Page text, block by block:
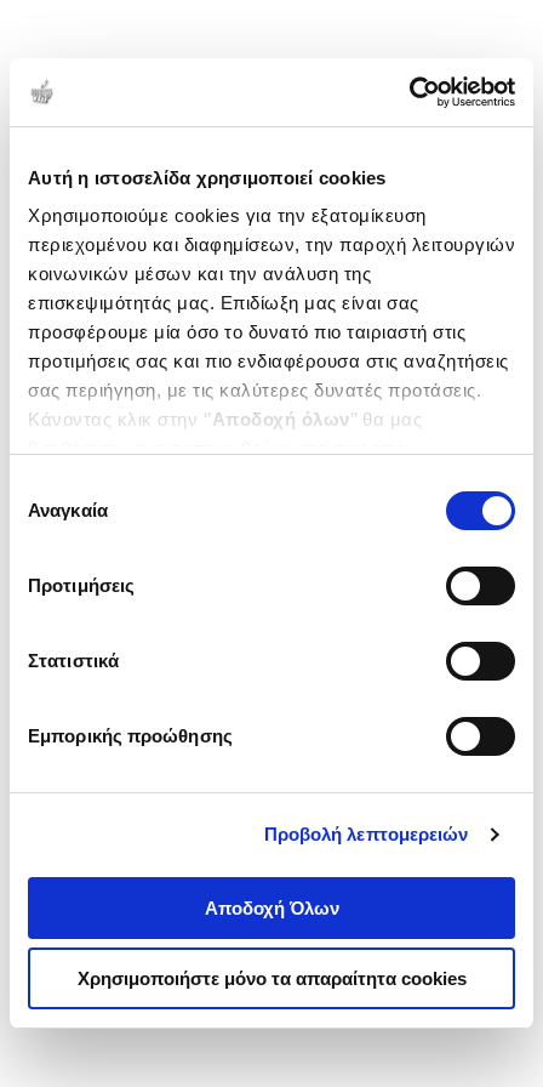
Αυτή η ιστοσελίδα χρησιμοποιεί cookies
Χρησιμοποιούμε cookies για την εξατομίκευση
περιεχομένου και διαφημίσεων, την παροχή λειτουργιών
κοινωνικών μέσων και την ανάλυση της
επισκεψιμότητάς μας. Επιδίωξη μας είναι σας
προσφέρουμε μία όσο το δυνατό πιο ταιριαστή στις
προτιμήσεις σας και πιο ενδιαφέρουσα στις αναζητήσεις
σας περιήγηση, με τις καλύτερες δυνατές προτάσεις.
Κάνοντας κλικ στην ‘’Αποδοχή όλων’’ θα μας
ενδιαφέρουν και να επιλέξετε από τα παρακάτω με την
΄΄και να ενημερωθείτε σχετικά με
συγκατάθεσης
Αναγκαία
Προτιμήσεις
Στατιστικά
Εμπορικής προώθησης
Προβολή λεπτομερειών
Αποδοχή Όλων
Χρησιμοποιήστε μόνο τα απαραίτητα cookies